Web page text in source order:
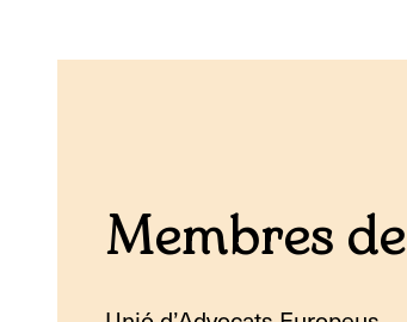
Membres de